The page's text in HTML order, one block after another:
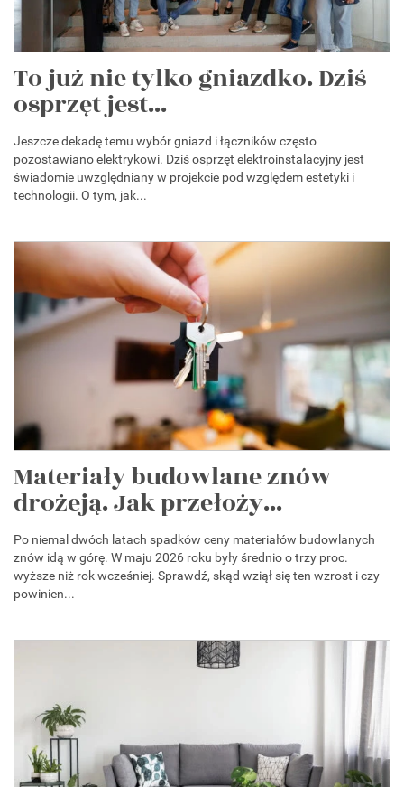
To już nie tylko gniazdko. Dziś
osprzęt jest...
Jeszcze dekadę temu wybór gniazd i łączników często
pozostawiano elektrykowi. Dziś osprzęt elektroinstalacyjny jest
świadomie uwzględniany w projekcie pod względem estetyki i
technologii. O tym, jak...
Materiały budowlane znów
drożeją. Jak przełoży...
Po niemal dwóch latach spadków ceny materiałów budowlanych
znów idą w górę. W maju 2026 roku były średnio o trzy proc.
wyższe niż rok wcześniej. Sprawdź, skąd wziął się ten wzrost i czy
powinien...